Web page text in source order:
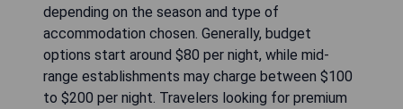
depending on the season and type of
accommodation chosen. Generally, budget
options start around $80 per night, while mid-
range establishments may charge between $100
to $200 per night. Travelers looking for premium